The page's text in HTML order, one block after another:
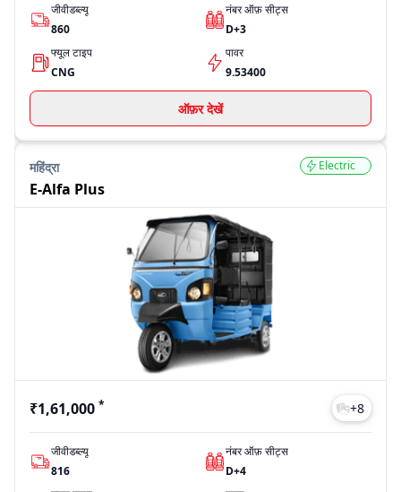
जीवीडब्ल्यू
860
नंबर ऑफ़ सीट्स
D+3
फ्यूल टाइप
CNG
पावर
9.53400
ऑफ़र देखें
महिंद्रा
E-Alfa Plus
Electric
₹1,61,000 * +8
जीवीडब्ल्यू
816
नंबर ऑफ़ सीट्स
D+4